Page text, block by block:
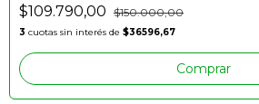
$109.790,00 $150.000,00
3 cuotas sin interés de $36596,67
Comprar